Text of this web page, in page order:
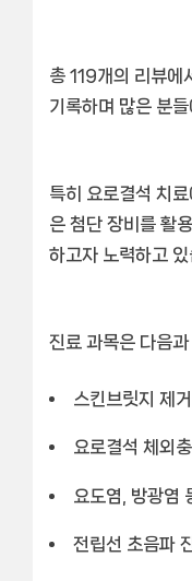
총 119개의 리뷰
기록하며 많은 분
특히 요로결석 치
은 첨단 장비를 활
하고자 노력하고 있
진료 과목은 다음과
스킨브릿지 제
요로결석 체외
요도염, 방광염
전립선 초음파